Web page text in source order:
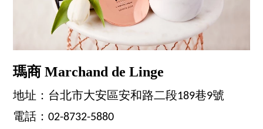
瑪商 Marchand de Linge
地址：台北市大安區安和路二段189巷9號
電話：02-8732-5880